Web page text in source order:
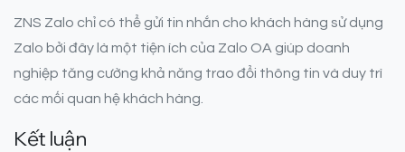
ZNS Zalo chỉ có thể gửi tin nhắn cho khách hàng sử dụng
Zalo bởi đây là một tiện ích của Zalo OA giúp doanh
nghiệp tăng cường khả năng trao đổi thông tin và duy trì
các mối quan hệ khách hàng.
Kết luận